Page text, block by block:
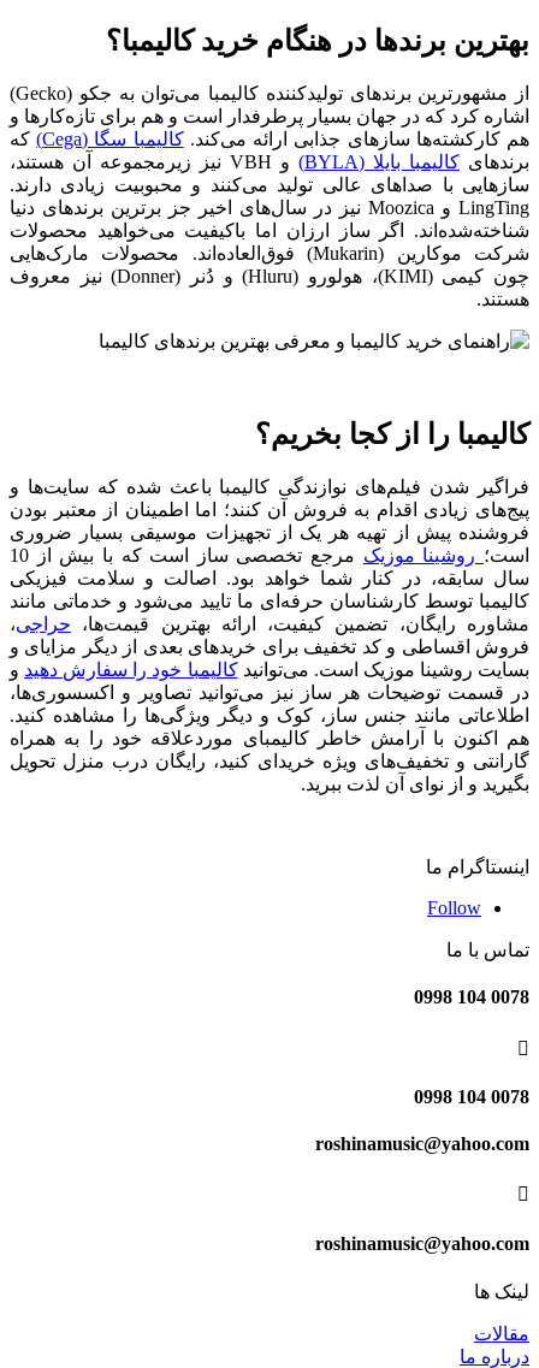
بهترین‌ برند‌ها در هنگام خرید کالیمبا؟
از مشهورترین برند‌های تولیدکننده کالیمبا می‌توان به جکو (Gecko)
اشاره کرد که در جهان بسیار پرطرفدار است و هم برای تازه‌کارها و
هم کارکشته‌ها سازهای جذابی ارائه می‌کند.کالیمبا سگا (Cega)
که
برندهای کالیمبا بایلا (BYLA)
‌ و VBH نیز زیرمجموعه آن هستند،
سازهایی با صداهای عالی تولید می‌کنند و محبوبیت زیادی دارند.
LingTing و Moozica نیز در سال‌های اخیر جز برترین برندهای دنیا
شناخته‌شده‌اند. اگر ساز ارزان اما باکیفیت می‌خواهید محصولات
شرکت موکارین (Mukarin) فوق‌العاده‌اند. محصولات مارک‌هایی
چون کیمی (KIMI)، هولورو (Hluru) و دُنر (Donner) نیز معروف
هستند.
کالیمبا را از کجا بخریم؟
فراگیر شدن فیلم‌های نوازندگی کالیمبا باعث شده که سایت‌ها و
پیج‌های زیادی اقدام به فروش آن کنند؛ اما اطمینان از معتبر بودن
فروشنده پیش از تهیه هر یک از تجهیزات موسیقی بسیار ضروری
است؛ روشینا موزیک
مرجع تخصصی ساز است که با بیش از 10
سال سابقه، در کنار شما خواهد بود. اصالت و سلامت فیزیکی
کالیمبا توسط کارشناسان حرفه‌ای ما تایید می‌شود و خدماتی مانند
مشاوره رایگان، تضمین کیفیت، ارائه بهترین قیمت‌ها، حراجی،
فروش اقساطی و کد تخفیف برای خریدهای بعدی از دیگر مزایای و
بسایت روشینا موزیک است. می‌توانیدکالیمبا خود را سفارش دهید و
در قسمت توضیحات هر ساز نیز می‌توانید تصاویر و اکسسوری‌ها،
اطلاعاتی مانند جنس ساز، کوک و دیگر ویژگی‌ها را مشاهده کنید.
هم اکنون با آرامش خاطر کالیمبای موردعلاقه خود را به‌ همراه
گارانتی و تخفیف‌های ویژه خریدای کنید، رایگان درب منزل تحویل
بگیرید و از نوای آن لذت ببرید.
اینستاگرام ما
Follow
تماس با ما
0078 104 0998

0078 104 0998
roshinamusic@yahoo.com

roshinamusic@yahoo.com
لینک ها
مقالات
درباره ما